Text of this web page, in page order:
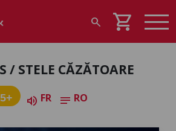
search shopping_cart
/ STELE CĂZĂTOARE
volume_up FR notes RO